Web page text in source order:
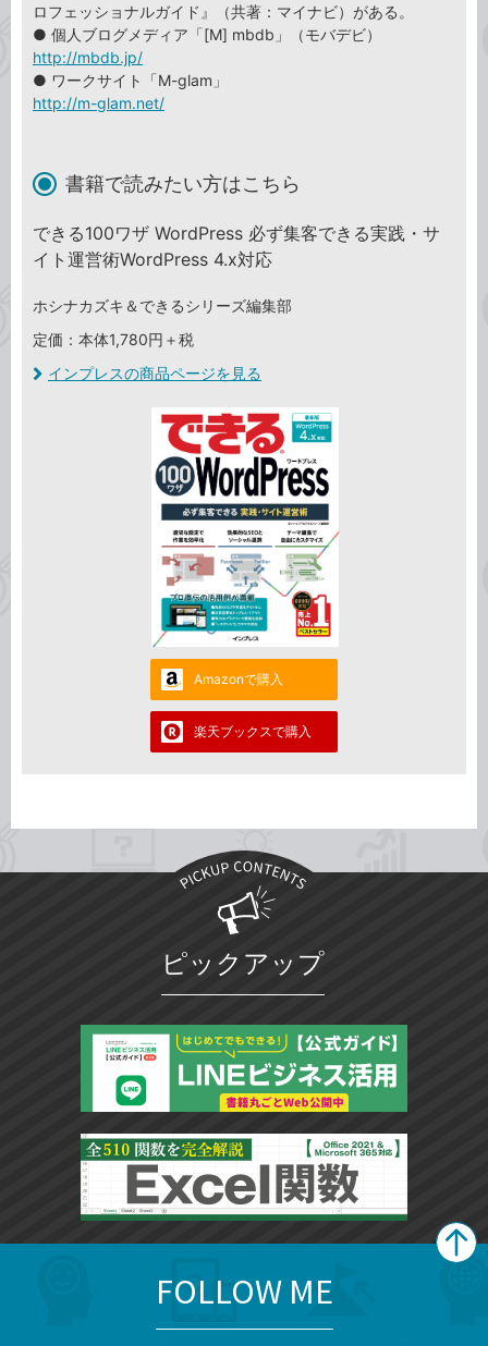
ロフェッショナルガイド』（共著：マイナビ）がある。
● 個人ブログメディア「[M] mbdb」（モバデビ）
http://mbdb.jp/
● ワークサイト「M-glam」
http://m-glam.net/
書籍で読みたい方はこちら
できる100ワザ WordPress 必ず集客できる実践・サ
イト運営術WordPress 4.x対応
ホシナカズキ＆できるシリーズ編集部
定価：本体1,780円＋税
インプレスの商品ページを見る
Amazonで購入
楽天ブックスで購入
ピックアップ
FOLLOW ME